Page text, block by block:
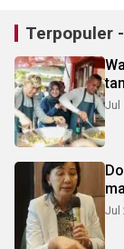
Terpopuler
Jul
Jul